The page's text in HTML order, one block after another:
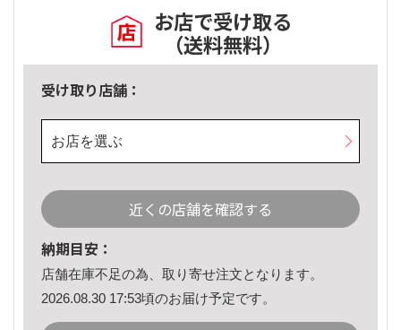
お店で受け取る
（送料無料）
受け取り店舗：
お店を選ぶ
近くの店舗を確認する
納期目安：
店舗在庫不足の為、取り寄せ注文となります。
2026.08.30 17:53頃のお届け予定です。